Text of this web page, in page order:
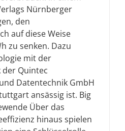
Nürnberger
den
auf diese Weise
zu senken. Dazu
mit der
Quintec
Datentechnik GmbH
ansässig ist. Big
Über das
hinaus spielen